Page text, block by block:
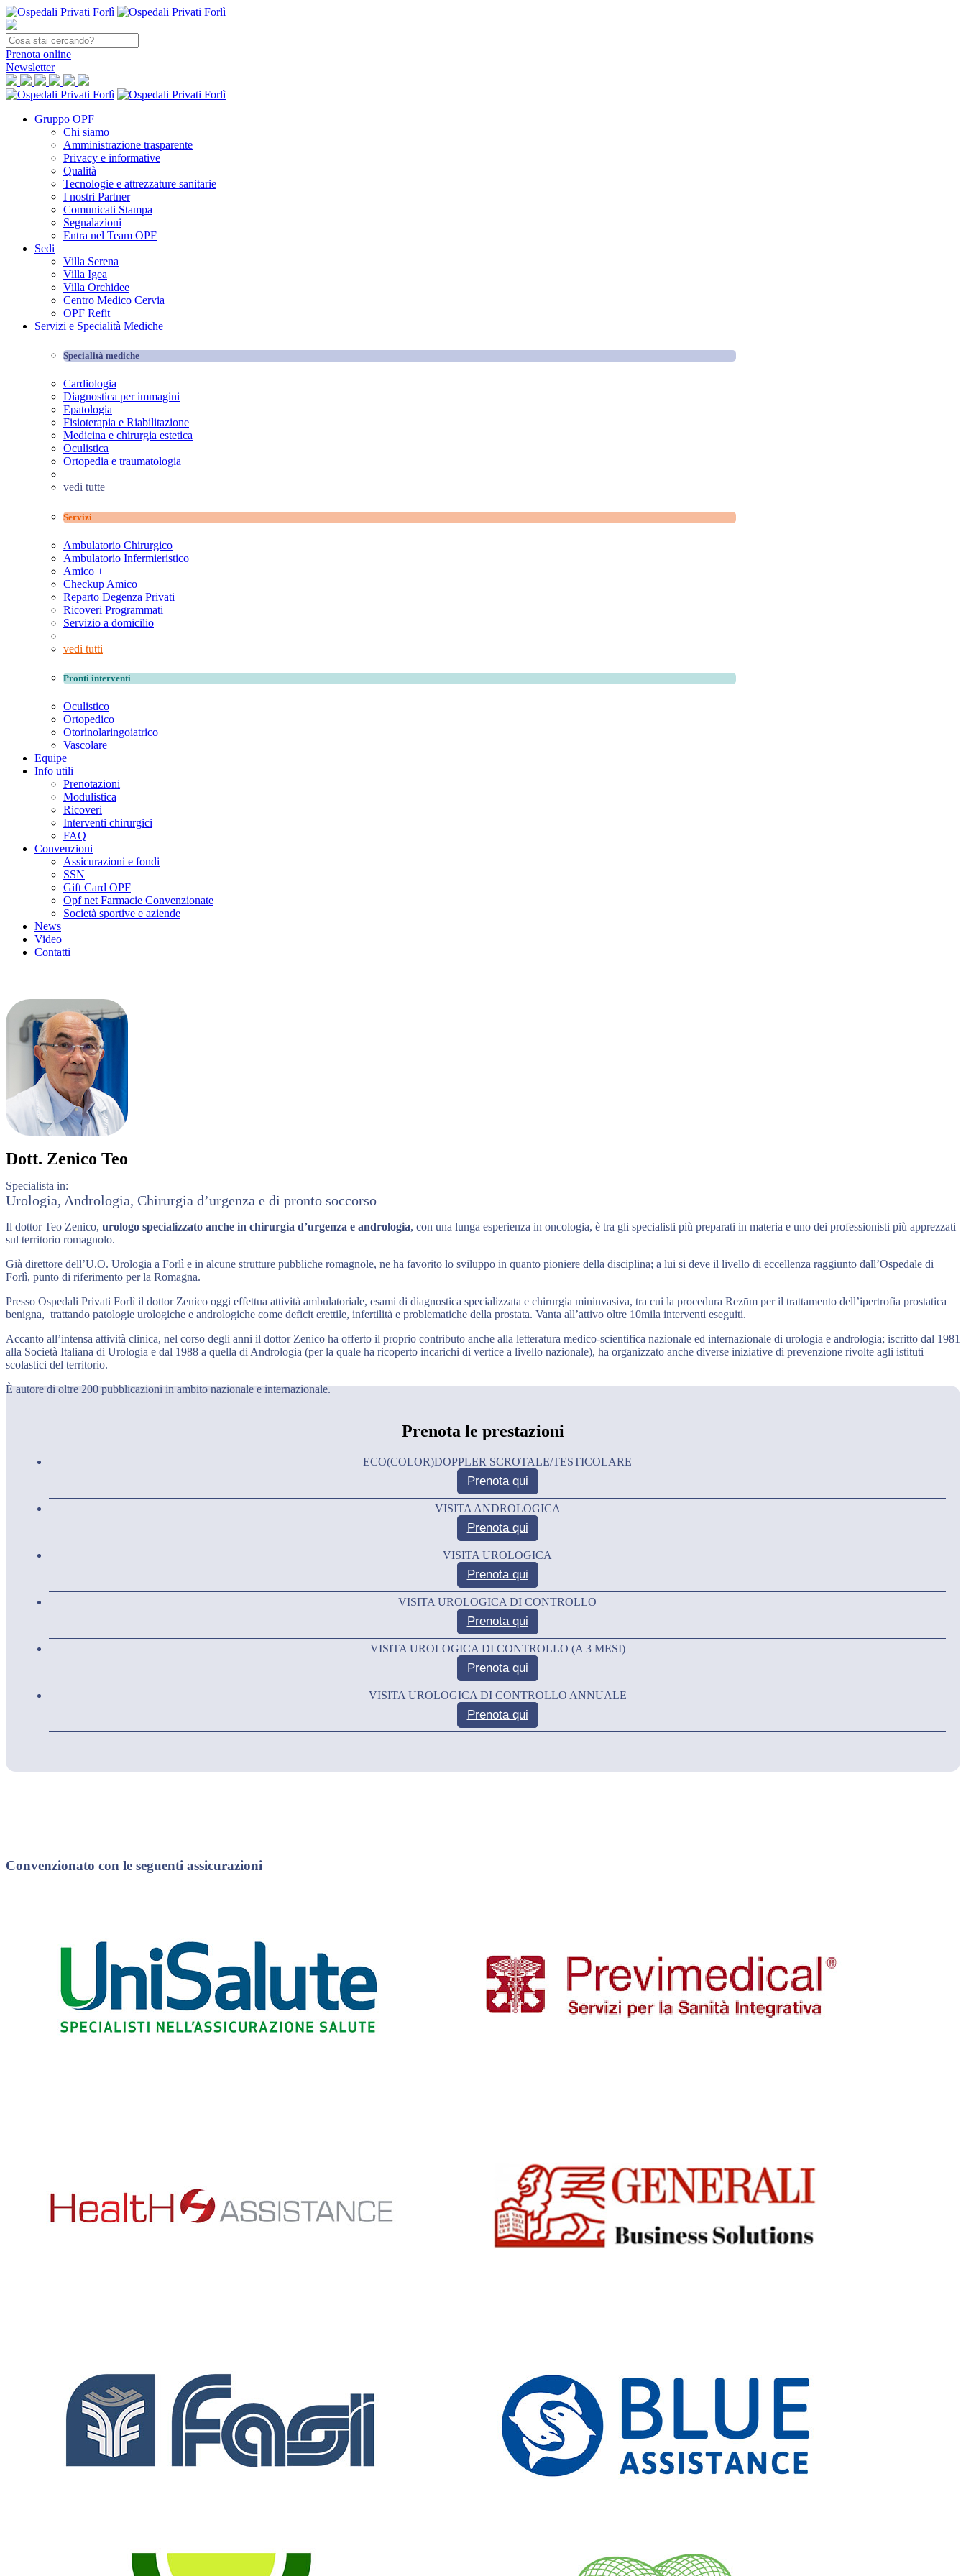
Prenota online
Newsletter
Gruppo OPF
Chi siamo
Amministrazione trasparente
Privacy e informative
Qualità
Tecnologie e attrezzature sanitarie
I nostri Partner
Comunicati Stampa
Segnalazioni
Entra nel Team OPF
Sedi
Villa Serena
Villa Igea
Villa Orchidee
Centro Medico Cervia
OPF Refit
Servizi e Specialità Mediche
Specialità mediche
Cardiologia
Diagnostica per immagini
Epatologia
Fisioterapia e Riabilitazione
Medicina e chirurgia estetica
Oculistica
Ortopedia e traumatologia
vedi tutte
Servizi
Ambulatorio Chirurgico
Ambulatorio Infermieristico
Amico +
Checkup Amico
Reparto Degenza Privati
Ricoveri Programmati
Servizio a domicilio
vedi tutti
Pronti interventi
Oculistico
Ortopedico
Otorinolaringoiatrico
Vascolare
Equipe
Info utili
Prenotazioni
Modulistica
Ricoveri
Interventi chirurgici
FAQ
Convenzioni
Assicurazioni e fondi
SSN
Gift Card OPF
Opf net Farmacie Convenzionate
Società sportive e aziende
News
Video
Contatti
Dott. Zenico Teo
Specialista in:
Urologia, Andrologia, Chirurgia d’urgenza e di pronto soccorso
Il dottor Teo Zenico, urologo specializzato anche in chirurgia d’urgenza e andrologia, con una lunga esperienza in oncologia, è tra gli specialisti più preparati in materia e uno dei professionisti più apprezzati
sul territorio romagnolo.
Già direttore dell’U.O. Urologia a Forlì e in alcune strutture pubbliche romagnole, ne ha favorito lo sviluppo in quanto pioniere della disciplina; a lui si deve il livello di eccellenza raggiunto dall’Ospedale di
Forlì, punto di riferimento per la Romagna.
Presso Ospedali Privati Forlì il dottor Zenico oggi effettua attività ambulatoriale, esami di diagnostica specializzata e chirurgia mininvasiva, tra cui la procedura Rezūm per il trattamento dell’ipertrofia prostatica
benigna, trattando patologie urologiche e andrologiche come deficit erettile, infertilità e problematiche della prostata. Vanta all’attivo oltre 10mila interventi eseguiti.
Accanto all’intensa attività clinica, nel corso degli anni il dottor Zenico ha offerto il proprio contributo anche alla letteratura medico-scientifica nazionale ed internazionale di urologia e andrologia; iscritto dal 1981
alla Società Italiana di Urologia e dal 1988 a quella di Andrologia (per la quale ha ricoperto incarichi di vertice a livello nazionale), ha organizzato anche diverse iniziative di prevenzione rivolte agli istituti
scolastici del territorio.
È autore di oltre 200 pubblicazioni in ambito nazionale e internazionale.
Prenota le prestazioni
ECO(COLOR)DOPPLER SCROTALE/TESTICOLARE
Prenota qui
VISITA ANDROLOGICA
Prenota qui
VISITA UROLOGICA
Prenota qui
VISITA UROLOGICA DI CONTROLLO
Prenota qui
VISITA UROLOGICA DI CONTROLLO (A 3 MESI)
Prenota qui
VISITA UROLOGICA DI CONTROLLO ANNUALE
Prenota qui
Convenzionato con le seguenti assicurazioni